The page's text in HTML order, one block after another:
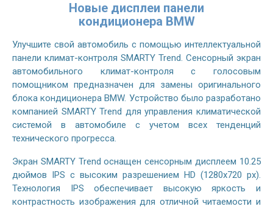
Новые дисплеи панели
кондиционера BMW
Улучшите свой автомобиль с помощью интеллектуальной
панели климат-контроля SMARTY Trend. Сенсорный экран
автомобильного климат-контроля с голосовым
помощником предназначен для замены оригинального
блока кондиционера BMW. Устройство было разработано
компанией SMARTY Trend для управления климатической
системой в автомобиле с учетом всех тенденций
технического прогресса.
Экран SMARTY Trend оснащен сенсорным дисплеем 10.25
дюймов IPS с высоким разрешением HD (1280х720 px).
Технология IPS обеспечивает высокую яркость и
контрастность изображения для отличной читаемости и